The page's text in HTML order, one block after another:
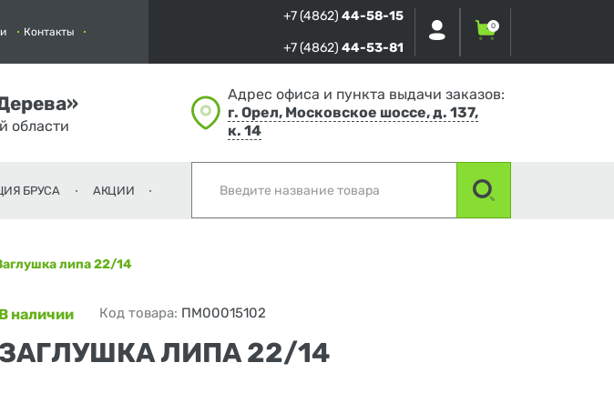
Контакты
+7 (4862) 44-58-15
+7 (4862) 44-53-81
0
области
Адрес офиса и пункта выдачи заказов:
г. Орел, Московское шоссе, д. 137,
к. 14
БРУСА АКЦИИ
липа 22/14
В наличии Код товара: ПМ00015102
ЗАГЛУШКА ЛИПА 22/14